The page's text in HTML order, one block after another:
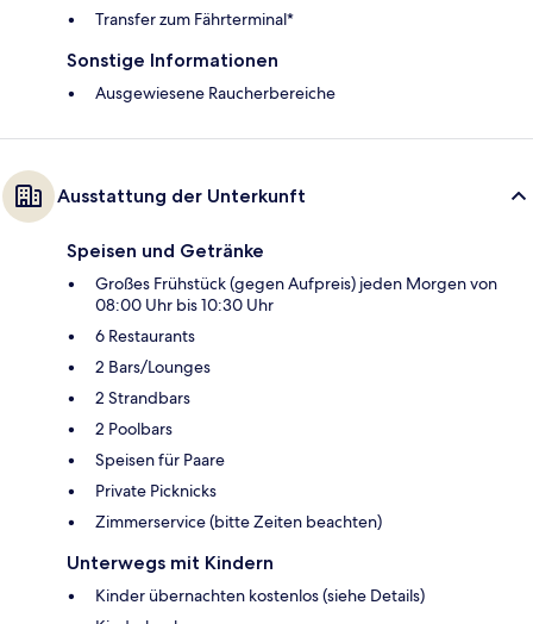
Transfer zum Fährterminal*
Sonstige Informationen
Ausgewiesene Raucherbereiche
Ausstattung der Unterkunft
Speisen und Getränke
Großes Frühstück (gegen Aufpreis) jeden Morgen von
08:00 Uhr bis 10:30 Uhr
6 Restaurants
2 Bars/Lounges
2 Strandbars
2 Poolbars
Speisen für Paare
Private Picknicks
Zimmerservice (bitte Zeiten beachten)
Unterwegs mit Kindern
Kinder übernachten kostenlos (siehe Details)